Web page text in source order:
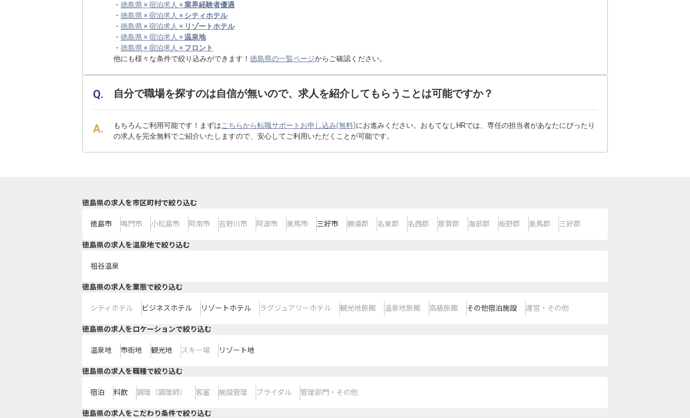
・ 徳島県 × 宿泊求人 ×業界経験者優遇
・ 徳島県 × 宿泊求人 × シティホテル
・ 徳島県 × 宿泊求人 × リゾートホテル
・ 徳島県 × 宿泊求人 ×温泉地
・ 徳島県 × 宿泊求人 × フロント
他にも様々な条件で絞り込みができます！ 徳島県の一覧ページからご確認ください。
自分で職場を探すのは自信が無いので、求人を紹介してもらうことは可能ですか？
もちろんご利用可能です！まずはこちらから転職サポートお申し込み(無料)にお進みください。おもてなしHRでは、専任の担当者があなたにぴったり
の求人を完全無料でご紹介いたしますので、安心してご利用いただくことが可能です。
徳島県の求人を市区町村で絞り込む
徳島市 鳴門市 小松島市 阿南市 吉野川市 阿波市 美馬市 三好市 勝浦郡 名東郡 名西郡 那賀郡 海部郡 板野郡 美馬郡 三好郡
徳島県の求人を温泉地で絞り込む
祖谷温泉
徳島県の求人を業態で絞り込む
シティホテル ビジネスホテル リゾートホテル ラグジュアリーホテル 観光地旅館 温泉地旅館 高級旅館 その他宿泊施設 運営・その他
徳島県の求人をロケーションで絞り込む
温泉地 市街地 観光地 スキー場 リゾート地
徳島県の求人を職種で絞り込む
宿泊 料飲 調理（調理師） 客室 施設管理 ブライダル 管理部門・その他
徳島県の求人をこだわり条件で絞り込む